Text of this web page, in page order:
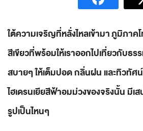
ใต้ความเจริญที่หลั่งไหลเข้ามาภูมิภาค
สีเขียวที่พร้อมให้เราออกไปเที่ยวกับธ
สบายๆ ให้เต็มปอด กลิ่นฝน และทิวทั
ไฮเดรนเยียสีฟ้าอมม่วงของจริงนั้น มีเส
รูปเป็นไหนๆ